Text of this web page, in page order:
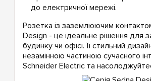
до електричної мережі.
Розетка із заземлюючим
Design - це ідеальне рішення для
будинку чи офісі. Її стильний
незамінною частиною сучасного
Schneider Electric та